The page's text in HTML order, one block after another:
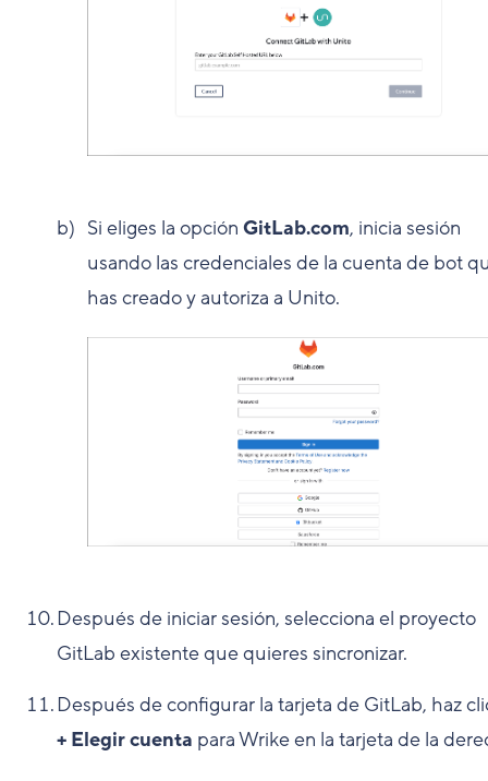
Si eliges la opción GitLab.com, inicia sesión
usando las credenciales de la cuenta de bot
has creado y autoriza a Unito.
Después de iniciar sesión, selecciona el proyecto
GitLab existente que quieres sincronizar.
Después de configurar la tarjeta de GitLab, haz
+ Elegir cuenta para Wrike en la tarjeta de la